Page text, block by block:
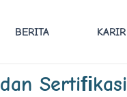
BERITA KARIR
Sertiﬁkasi